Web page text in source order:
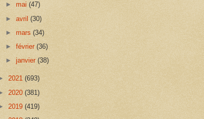
►mai(47)
►avril(30)
► mars(34)
►février(36)
►janvier(38)
2021 (693)
2020 (381)
2019 (419)